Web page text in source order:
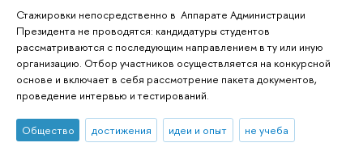
Стажировки непосредственно в Аппарате Администрации
Президента не проводятся: кандидатуры студентов
рассматриваются с последующим направлением в ту или иную
организацию. Отбор участников осуществляется на конкурсной
основе и включает в себя рассмотрение пакета документов,
проведение интервью и тестирований.
Общество достижения идеи и опыт не учеба